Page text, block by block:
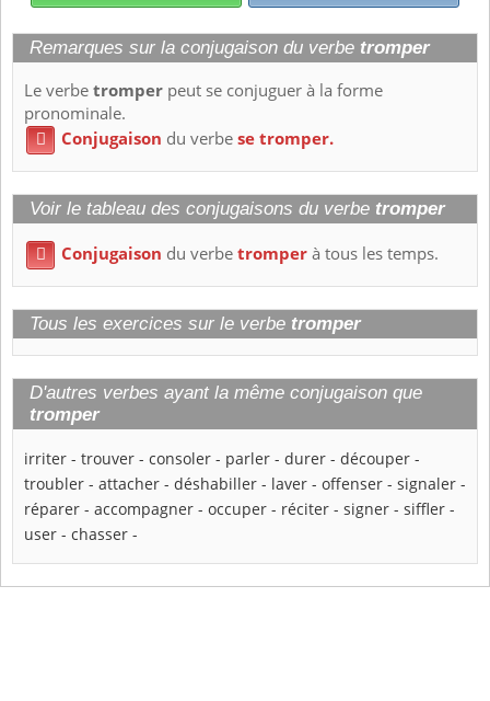
Remarques sur la conjugaison du verbe tromper
Le verbetromper peut se conjuguer à la forme
pronominale.
 Conjugaison du verbese tromper.
Voir le tableau des conjugaisons du verbe tromper
 Conjugaison du verbetromperà tous les temps.
Tous les exercices sur le verbe tromper
D'autres verbes ayant la même conjugaison que
tromper
irriter - trouver - consoler - parler - durer - découper -
troubler - attacher - déshabiller - laver - offenser - signaler -
réparer - accompagner - occuper - réciter - signer - siffler -
user - chasser -